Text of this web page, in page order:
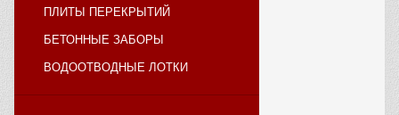
ПЛИТЫ ПЕРЕКРЫТИЙ
БЕТОННЫЕ ЗАБОРЫ
ВОДООТВОДНЫЕ ЛОТКИ